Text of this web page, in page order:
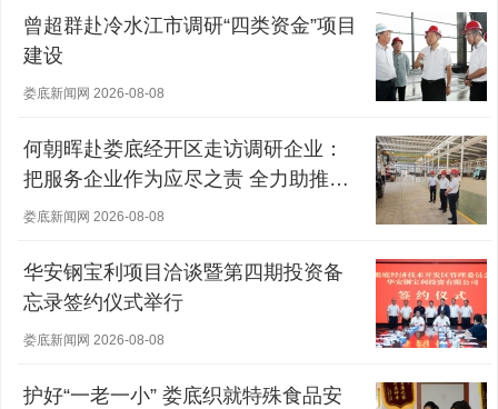
曾超群赴冷水江市调研“四类资金”项目
建设
娄底新闻网 2026-08-08
何朝晖赴娄底经开区走访调研企业：
把服务企业作为应尽之责 全力助推经
营主体稳健发展
娄底新闻网 2026-08-08
华安钢宝利项目洽谈暨第四期投资备
忘录签约仪式举行
娄底新闻网 2026-08-08
护好“一老一小” 娄底织就特殊食品安